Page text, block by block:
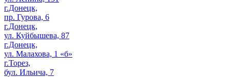
г.Донецк,
пр. Гурова, 6
г.Донецк,
ул. Куйбышева, 87
г.Донецк,
ул. Малахова, 1 «б»
г.Торез,
бул. Ильича, 7